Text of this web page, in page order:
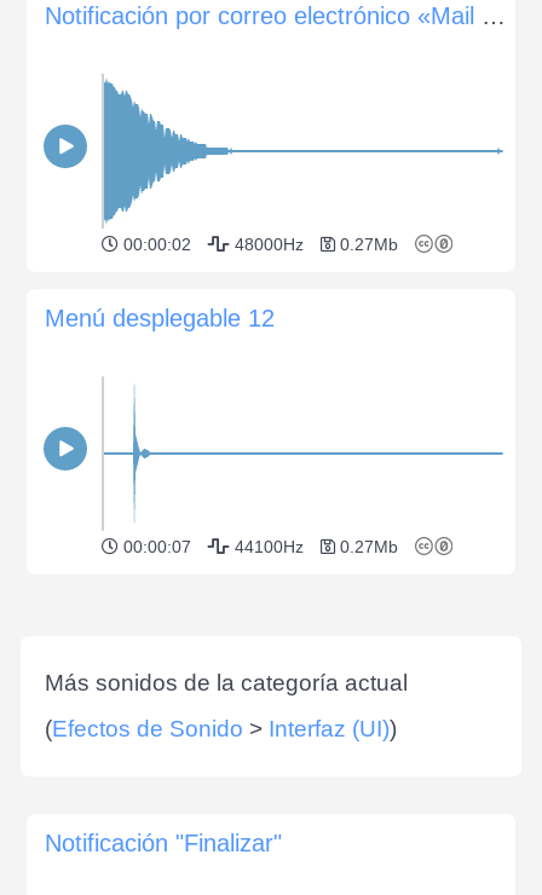
Notificación por correo electrónico «Mail Spark»
00:00:02 48000Hz 0.27Mb
Menú desplegable 12
00:00:07 44100Hz 0.27Mb
Más sonidos de la categoría actual
(Efectos de Sonido > Interfaz (UI))
Notificación "Finalizar"